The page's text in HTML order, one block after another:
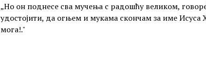
„Но он поднесе сва мучења с радошћу великом,
удостојити, да огњем и мукама скончам за име Исуса
мога!."